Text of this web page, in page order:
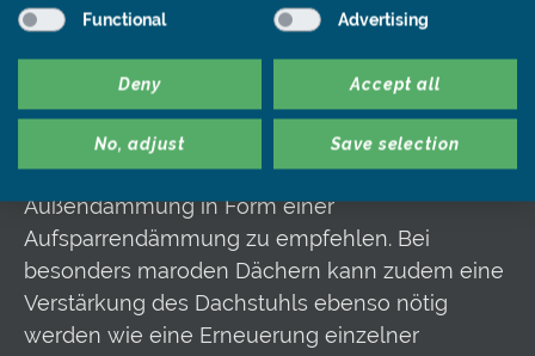
Grundsätzlich sind die Art des Dach-Dämmens
damit die Kosten für die Dachdämmung vom
Zustand der Dacheindeckung und des
Dachstuhls abhängig. Muss die
Dacheindeckung erneuert werden, ist eine
Außendämmung in Form einer
Aufsparrendämmung zu empfehlen. Bei
besonders maroden Dächern kann zudem eine
Verstärkung des Dachstuhls ebenso nötig
werden wie eine Erneuerung einzelner
Functional Advertising
Deny Accept all
No, adjust Save selection